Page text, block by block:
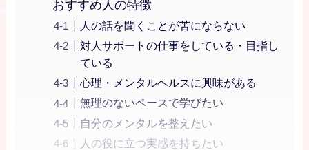
おすすめ人の特徴
人の話を聞くことが苦にならない
対人サポートの仕事をしている・目指し
ている
心理・メンタルヘルスに興味がある
無理のないペースで学びたい
自分のメンタルを整えたい
人の役に立つ実感を持ちたい